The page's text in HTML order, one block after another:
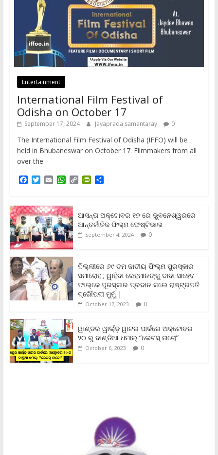
Entertainment
International Film Festival of
Odisha on October 17
September 17, 2024 Jayaprada samantaray 0
The International Film Festival of Odisha (IFFO) will be
held in Bhubaneswar on October 17. Filmmakers from all
over the
F
e
b
o
o
k
T
t
t
e
r
E
i
l
W
t
s
A
p
p
C
L
i
n
k
P
t
F
r
i
d
l
y
S
e
ଆସନ୍ତା ଅକ୍ଟୋବର ୧୭ ରେ ଭୁବନେଶ୍ୱରରେ
ଆନ୍ତର୍ଜାତିକ ଫିଲ୍ମ ଫେଷ୍ଟିଭାଲ
September 4, 2024 0
ଦିଲ୍ଲୀରେ ୬୯ ତମ ଜାତୀୟ ଫିଲ୍ମ ପୁରସ୍କାର
ସମାରୋହ ; ୱାହିଦା ରେହମାନଙ୍କୁ ଦାଦା ସାହେବ
ଫାଲ୍‌କେ ପୁରସ୍କାର ପ୍ରଦାନ କଲେ ରାଷ୍ଟ୍ରପତି
ଦ୍ରୌପଦୀ ମୁର୍ମୁ |
October 17, 2023 0
ୱାଣ୍ଡର ୱାର୍ଲ୍‌ଡ଼ ୱାଟର ପାର୍କରେ ଅକ୍ଟୋବର
୨୦ ରୁ ଦାଣ୍ଡିଆ ଧମାଲ୍ “ଲେଟସ୍ ନାଚୋ”
October 6, 2023 0